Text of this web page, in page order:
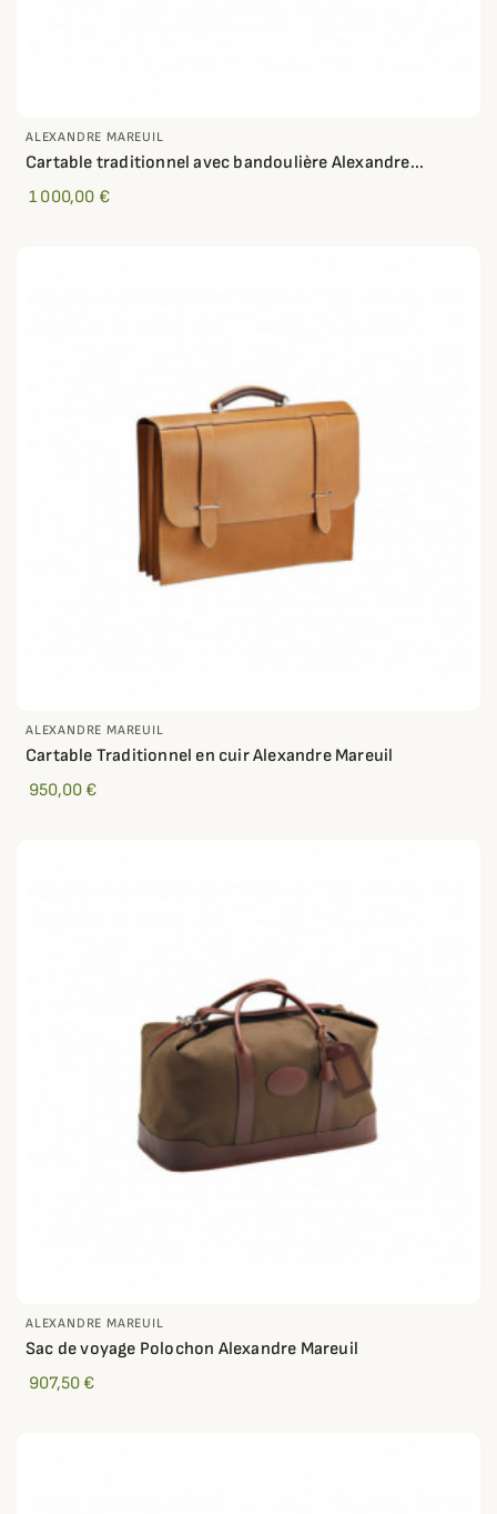
ALEXANDRE MAREUIL
Cartable traditionnel avec bandoulière Alexandre...
1 000,00 €
ALEXANDRE MAREUIL
Cartable Traditionnel en cuir Alexandre Mareuil
950,00 €
ALEXANDRE MAREUIL
Sac de voyage Polochon Alexandre Mareuil
907,50 €